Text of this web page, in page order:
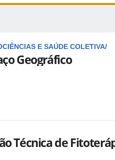
E SAÚDE COLETIVA/
Geográfico
Técnica de